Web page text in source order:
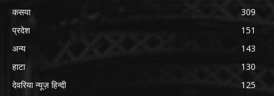
कसया
309
प्रदेश
151
अन्य
143
हाटा
130
देवरिया न्यूज़ हिन्दी
125